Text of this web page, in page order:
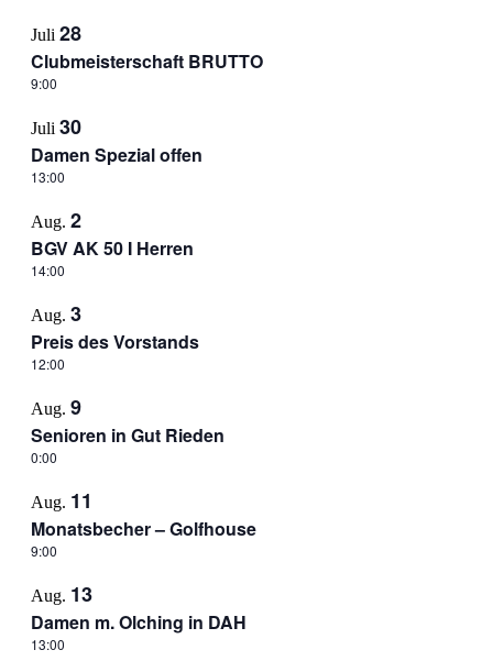
Juli 28
Clubmeisterschaft BRUTTO
9:00
Juli 30
Damen Spezial offen
13:00
Aug. 2
BGV AK 50 I Herren
14:00
Aug. 3
Preis des Vorstands
12:00
Aug. 9
Senioren in Gut Rieden
0:00
Aug. 11
Monatsbecher – Golfhouse
9:00
Aug. 13
Damen m. Olching in DAH
13:00